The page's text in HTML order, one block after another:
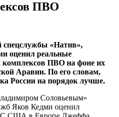
ПВО
спецслужбы «Натив»,
оценил реальные
комплексов ПВО на фоне их
Аравии. По его словам,
России на порядок лучше.
Соловьевым»
Яков Кедми оценил